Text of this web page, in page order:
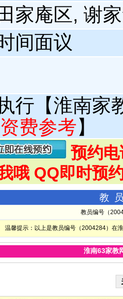
家庵区, 谢
间面议
行【淮南家
费参考】
预约
哦 QQ即时预
教
教员编号（
温馨提示：以上是教员编号（2004284）在
淮南63家教